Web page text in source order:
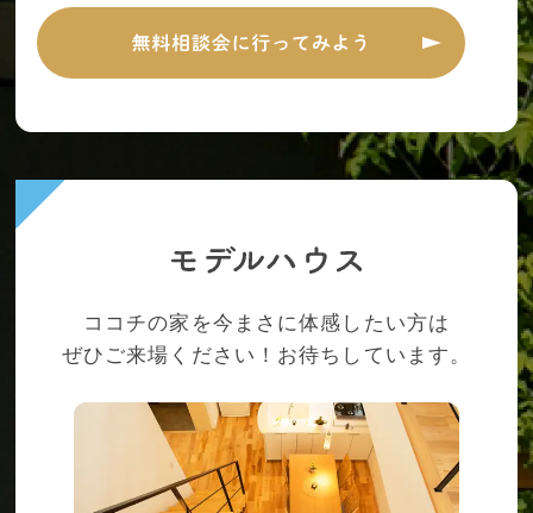
ココチの家を今まさに体感したい方は
ぜひご来場ください！お待ちしています。